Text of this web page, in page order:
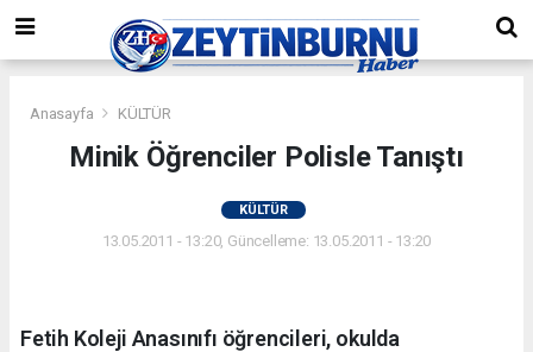
Anasayfa KÜLTÜR
Minik Öğrenciler Polisle Tanıştı
KÜLTÜR
13.05.2011 - 13:20, Güncelleme: 13.05.2011 - 13:20
Fetih Koleji Anasınıfı öğrencileri, okulda